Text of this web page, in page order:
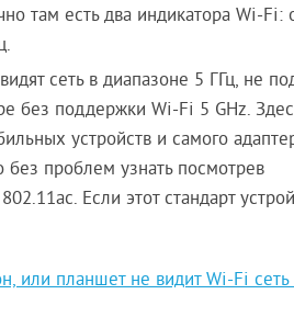
там есть два индикатора Wi-Fi:
сеть в диапазоне 5 ГГц, не
без поддержки Wi-Fi 5 GHz.
устройств и самого
проблем узнать посмотрев
Если этот стандарт
или планшет не видит Wi-Fi сеть